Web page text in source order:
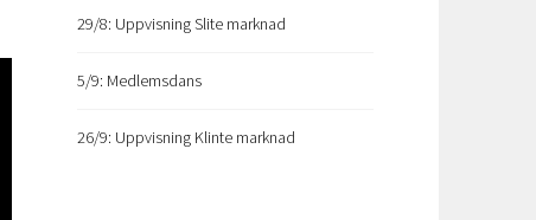
29/8: Uppvisning Slite marknad
5/9: Medlemsdans
26/9: Uppvisning Klinte marknad